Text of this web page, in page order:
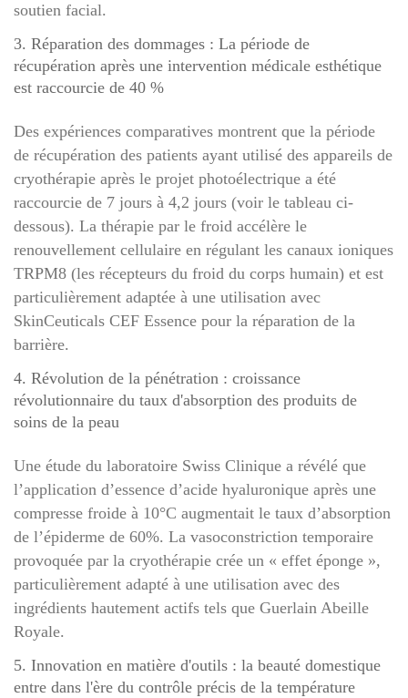
soutien facial.
3. Réparation des dommages : La période de
récupération après une intervention médicale esthétique
est raccourcie de 40 %
Des expériences comparatives montrent que la période
de récupération des patients ayant utilisé des appareils de
cryothérapie après le projet photoélectrique a été
raccourcie de 7 jours à 4,2 jours (voir le tableau ci-
dessous). La thérapie par le froid accélère le
renouvellement cellulaire en régulant les canaux ioniques
TRPM8 (les récepteurs du froid du corps humain) et est
particulièrement adaptée à une utilisation avec
SkinCeuticals CEF Essence pour la réparation de la
barrière.
4. Révolution de la pénétration : croissance
révolutionnaire du taux d'absorption des produits de
soins de la peau
Une étude du laboratoire Swiss Clinique a révélé que
l’application d’essence d’acide hyaluronique après une
compresse froide à 10°C augmentait le taux d’absorption
de l’épiderme de 60%. La vasoconstriction temporaire
provoquée par la cryothérapie crée un « effet éponge »,
particulièrement adapté à une utilisation avec des
ingrédients hautement actifs tels que Guerlain Abeille
Royale.
5. Innovation en matière d'outils : la beauté domestique
entre dans l'ère du contrôle précis de la température